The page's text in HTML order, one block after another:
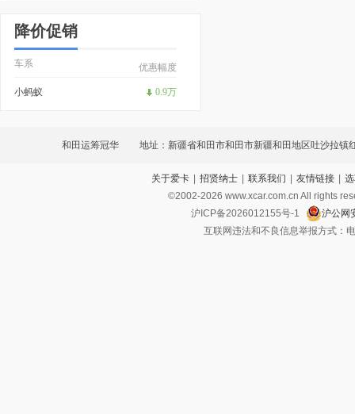
降价促销
车系 优惠幅度
小蚂蚁 0.9万
和田运筹冠华 地址：新疆省和田市和田市新疆和田地区吐沙拉镇
638号
关于爱卡 | 招贤纳士 | 联系我们 | 友情链接 |
©2002-2026 www.xcar.com.cn All rights
沪ICP备2026012155号-1
沪公网
互联网违法和不良信息举报方式：